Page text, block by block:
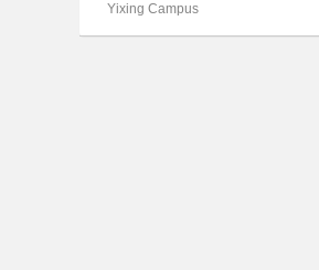
Yixing Campus